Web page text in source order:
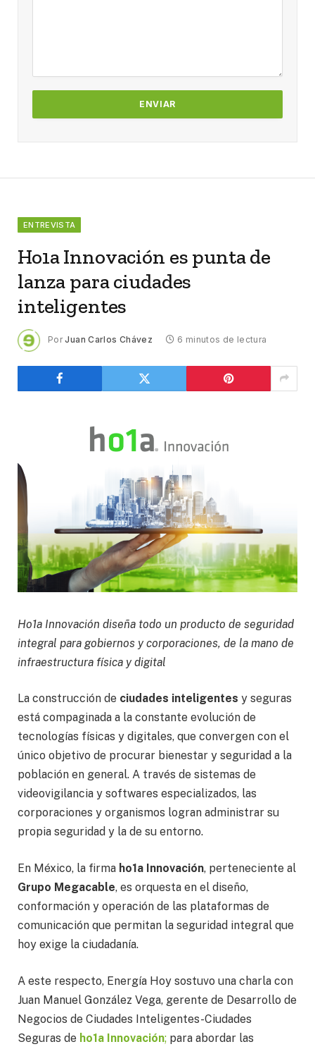
ENTREVISTA
Ho1a Innovación es punta de
lanza para ciudades
inteligentes
Por Juan Carlos Chávez 6 minutos de lectura
Ho1a Innovación diseña todo un producto de seguridad
integral para gobiernos y corporaciones, de la mano de
infraestructura física y digital
La construcción de ciudades inteligentes y seguras
está compaginada a la constante evolución de
tecnologías físicas y digitales, que convergen con el
único objetivo de procurar bienestar y seguridad a la
población en general. A través de sistemas de
videovigilancia y softwares especializados, las
corporaciones y organismos logran administrar su
propia seguridad y la de su entorno.
En México, la firma ho1a Innovación, perteneciente al
Grupo Megacable, es orquesta en el diseño,
conformación y operación de las plataformas de
comunicación que permitan la seguridad integral que
hoy exige la ciudadanía.
A este respecto, Energía Hoy sostuvo una charla con
Juan Manuel González Vega, gerente de Desarrollo de
Negocios de Ciudades Inteligentes-Ciudades
Seguras de ho1a Innovación; para abordar las